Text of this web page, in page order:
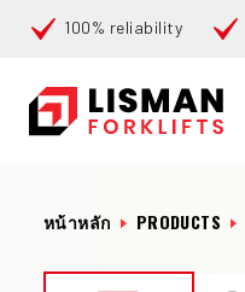
100% reliability
ค้นหา
หน้าหลัก PRODUCTS